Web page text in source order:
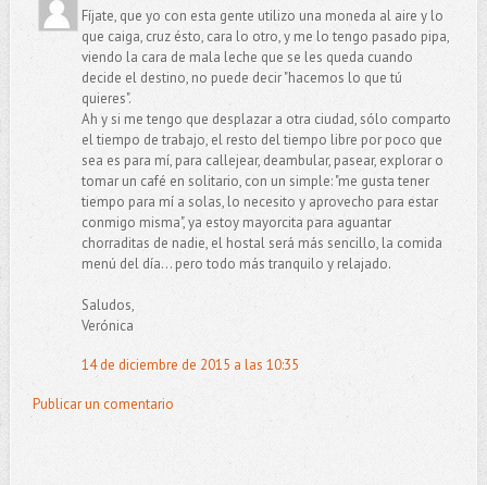
Fíjate, que yo con esta gente utilizo una moneda al aire y lo
que caiga, cruz ésto, cara lo otro, y me lo tengo pasado pipa,
viendo la cara de mala leche que se les queda cuando
decide el destino, no puede decir "hacemos lo que tú
quieres".
Ah y si me tengo que desplazar a otra ciudad, sólo comparto
el tiempo de trabajo, el resto del tiempo libre por poco que
sea es para mí, para callejear, deambular, pasear, explorar o
tomar un café en solitario, con un simple: "me gusta tener
tiempo para mí a solas, lo necesito y aprovecho para estar
conmigo misma", ya estoy mayorcita para aguantar
chorraditas de nadie, el hostal será más sencillo, la comida
menú del día... pero todo más tranquilo y relajado.
Saludos,
Verónica
14 de diciembre de 2015 a las 10:35
Publicar un comentario